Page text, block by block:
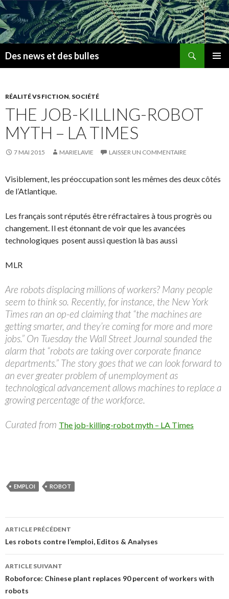
Des news et des bulles
PRINCIPAL
RÉALITÉ VS FICTION, SOCIÉTÉ
THE JOB-KILLING-ROBOT
MYTH – LA TIMES
7 MAI 2015 MARIELAVIE LAISSER UN COMMENTAIRE
Visiblement, les préoccupation sont les mêmes des deux côtés
de l’Atlantique.
Les français sont réputés être réfractaires à tous progrès ou
changement. Il est étonnant de voir que les avancées
technologiques posent aussi question là bas aussi
MLR
Are robots displacing millions of workers? Many people
seem to think so. Recently, for instance, the New York
Times ran an op-ed claiming that “the machines are
getting smarter, and they’re coming for more and more
jobs.” On Tuesday the Wall Street Journal sounded the
alarm that “robots are taking over corporate finance
departments.” The story goes that we can look forward to
an ever greater problem of unemployment as
technological advancement allows machines to replace a
growing percentage of the workforce.
Curated from The job-killing-robot myth – LA Times
EMPLOI ROBOT
Navigation
de
l’article
ARTICLE PRÉCÉDENT
Les robots contre l’emploi, Editos & Analyses
ARTICLE SUIVANT
Roboforce: Chinese plant replaces 90 percent of workers with
robots